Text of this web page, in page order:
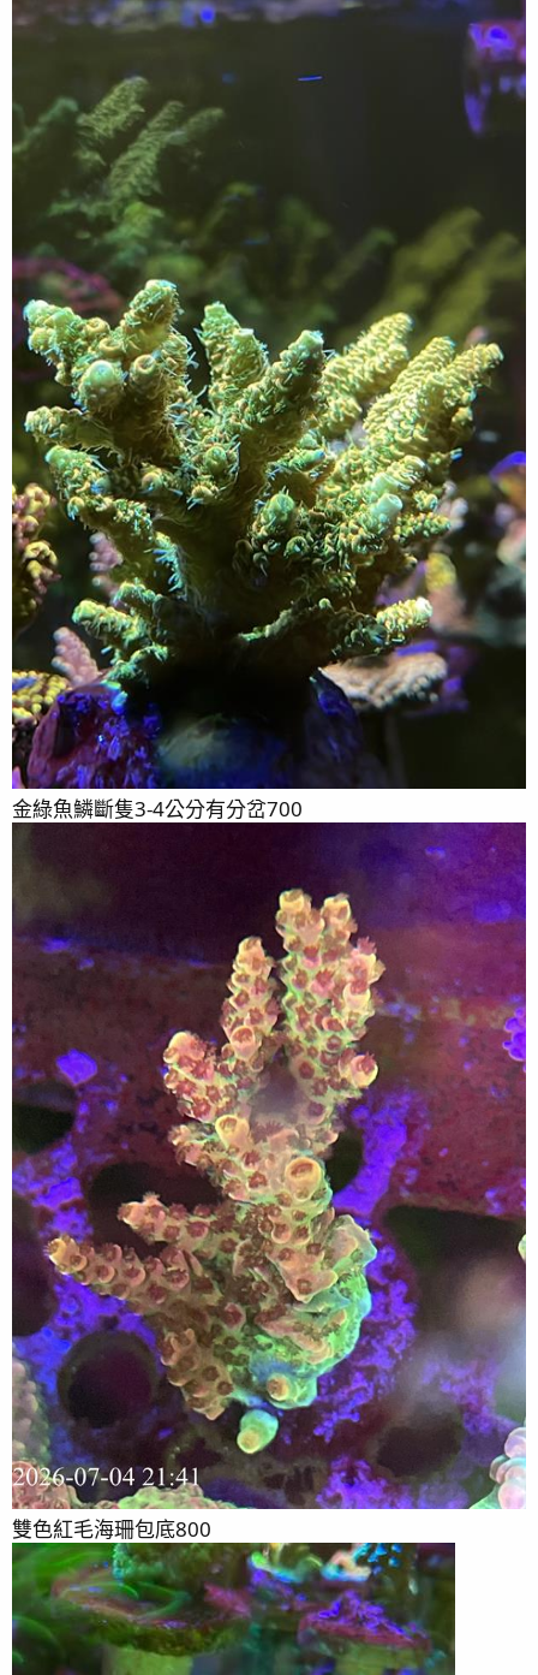
金綠魚鱗斷隻3-4公分有分岔700
雙色紅毛海珊包底800